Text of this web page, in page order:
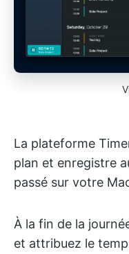
La plateforme
plan et enregistre
passé sur votre
À la fin de la
et attribuez le